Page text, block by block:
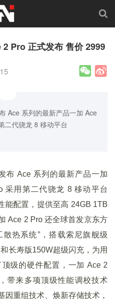
Pro 正式发布 售价 2999
Ace 系列的最新产品一加 Ace
二代骁龙 8 移动平台
布 Ace 系列的最新产品一加
采用第二代骁龙 8 移动平台
能配置，提供至高 24GB 1TB
Ace 2 Pro 还全球首发京东方
热系统”，搭载索尼旗舰级
长寿版150W超级闪充，为用
级的硬件配置，一加 Ace 2
带来多项顶级性能调校技术
重组技术、焕新存储技术，